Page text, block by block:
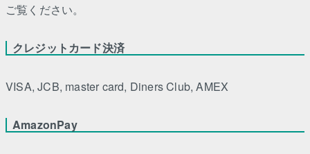
ご覧ください。
クレジットカード決済
VISA, JCB, master card, Diners Club, AMEX
AmazonPay